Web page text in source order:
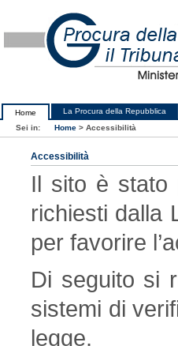
Home La Procura della Repubblica
Sei in:
Home > Accessibilità
Accessibilità
Il sito è stato
richiesti dalla
per favorire
Di seguito si
sistemi di
legge.